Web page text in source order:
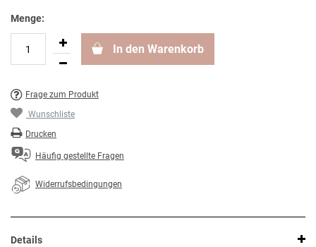
Menge:
In den Warenkorb
Frage zum Produkt
Wunschliste
Drucken
Häufig gestellte Fragen
Widerrufsbedingungen
Details